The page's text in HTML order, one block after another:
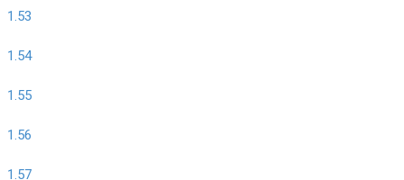
1.53
1.54
1.55
1.56
1.57